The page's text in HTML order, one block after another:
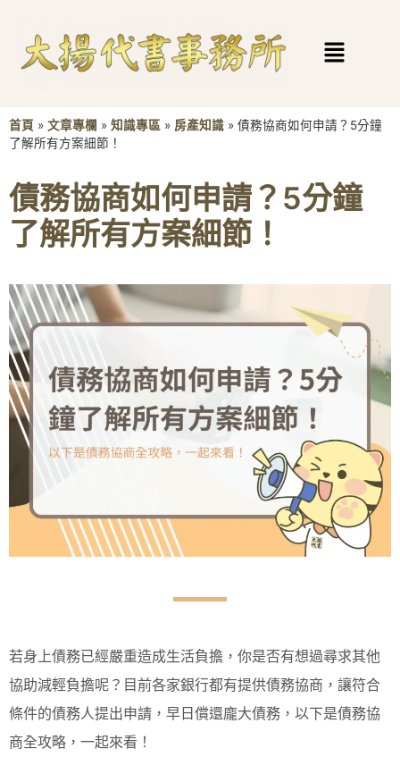
首頁 » 文章專欄 » 知識專區 » 房產知識 » 債務協商如何申請？5分鐘
了解所有方案細節！
債務協商如何申請？5分鐘
了解所有方案細節！
若身上債務已經嚴重造成生活負擔，你是否有想過尋求其他
協助減輕負擔呢？目前各家銀行都有提供債務協商，讓符合
條件的債務人提出申請，早日償還龐大債務，以下是債務協
商全攻略，一起來看！